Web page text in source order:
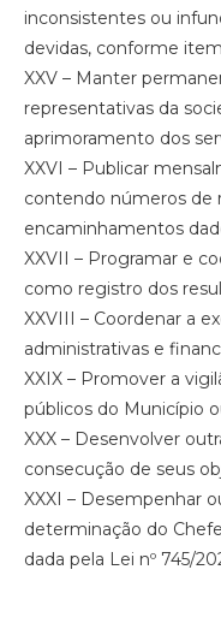
inconsistentes ou
devidas, conforme
XXV – Manter
representativas da
aprimoramento dos
XXVI – Publicar
contendo números de
encaminhamentos
XXVII – Programar e
como registro dos
XXVIII – Coordenar a
administrativas e
XXIX – Promover a
públicos do Município
XXX – Desenvolver
consecução de seus
XXXI – Desempenhar
determinação do
dada pela Lei nº 745/